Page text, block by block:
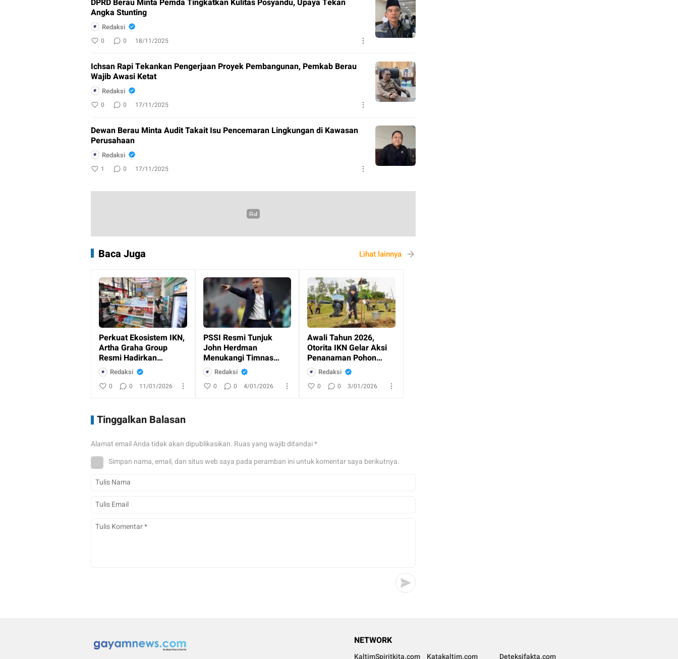
DPRD Berau Minta Pemda Tingkatkan Kulitas Posyandu, Upaya Tekan
Angka Stunting
Redaksi
0 0 18/11/2025
Ichsan Rapi Tekankan Pengerjaan Proyek Pembangunan, Pemkab Berau
Wajib Awasi Ketat
Redaksi
0 0 17/11/2025
Dewan Berau Minta Audit Takait Isu Pencemaran Lingkungan di Kawasan
Perusahaan
Redaksi
1 0 17/11/2025
Baca Juga Lihat lainnya
Perkuat Ekosistem IKN,
Artha Graha Group
Resmi Hadirkan
Layanan Perbankan
dan Ritel
Redaksi
0 0 11/01/2026
PSSI Resmi Tunjuk
John Herdman
Menukangi Timnas
Indonesia
Redaksi
0 0 4/01/2026
Awali Tahun 2026,
Otorita IKN Gelar Aksi
Penanaman Pohon
Bersama Masyaraka
Redaksi
0 0 3/01/2026
Tinggalkan Balasan
Alamat email Anda tidak akan dipublikasikan. Ruas yang wajib ditandai*
Simpan nama, email, dan situs web saya pada peramban ini untuk komentar saya berikutnya.
NETWORK
KaltimSpiritkita.com Katakaltim.com Deteksifakta.com